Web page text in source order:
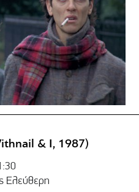
& I, 1987)
Ελεύθερη